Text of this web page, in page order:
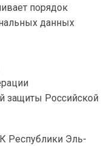
порядок
данных
защиты Российской
Республики Эль-